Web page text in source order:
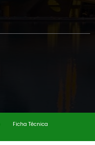
Ficha Técnica